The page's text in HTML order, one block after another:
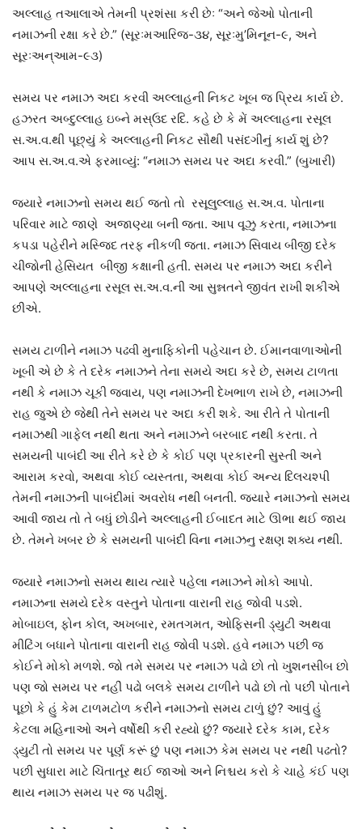
અલ્લાહ તઆલાએ તેમની પ્રશંસા કરી છેઃ “અને જેઓ પોતાની
નમાઝની રક્ષા કરે છે.” (સૂરઃમઆરિજ-૩૪, સૂરઃમુ’મિનૂન-૯, અને
સૂરઃઅન્‌આમ-૯૩)
સમય પર નમાઝ અદા કરવી અલ્લાહની નિકટ ખૂબ જ પ્રિય કાર્ય છે.
હઝરત અબ્દુલ્લાહ ઇબ્ને મસ્‌ઉદ રદિ. કહે છે કે મેં અલ્લાહના રસૂલ
સ.અ.વ.થી પૂછ્યું કે અલ્લાહની નિકટ સૌથી પસંદગીનું કાર્ય શું છે?
આપ સ.અ.વ.એ ફરમાવ્યું: “નમાઝ સમય પર અદા કરવી.” (બુખારી)
જ્યારે નમાઝનો સમય થઈ જતો તો રસૂલુલ્લાહ સ.અ.વ. પોતાના
પરિવાર માટે જાણે અજાણ્યા બની જતા. આપ વૂઝુ કરતા, નમાઝના
કપડા પહેરીને મસ્જિદ તરફ નીકળી જતા. નમાઝ સિવાય બીજી દરેક
ચીજોની હેસિયત બીજી કક્ષાની હતી. સમય પર નમાઝ અદા કરીને
આપણે અલ્લાહના રસૂલ સ.અ.વ.ની આ સુન્નતને જીવંત રાખી શકીએ
છીએ.
સમય ટાળીને નમાઝ પઢવી મુનાફિકોની પહેચાન છે. ઈમાનવાળાઓની
ખૂબી એ છે કે તે દરેક નમાઝને તેના સમયે અદા કરે છે, સમય ટાળતા
નથી કે નમાઝ ચૂકી જવાય, પણ નમાઝની દેખભાળ રાખે છે, નમાઝની
રાહ જુએ છે જેથી તેને સમય પર અદા કરી શકે. આ રીતે તે પોતાની
નમાઝથી ગાફેલ નથી થતા અને નમાઝને બરબાદ નથી કરતા. તે
સમયની પાબંદી આ રીતે કરે છે કે કોઈ પણ પ્રકારની સુસ્તી અને
આરામ કરવો, અથવા કોઈ વ્યસ્તતા, અથવા કોઈ અન્ય દિલચશ્પી
તેમની નમાઝની પાબંદીમાં અવરોધ નથી બનતી. જ્યારે નમાઝનો સમય
આવી જાય તો તે બધું છોડીને અલ્લાહની ઈબાદત માટે ઊભા થઈ જાય
છે. તેમને ખબર છે કે સમયની પાબંદી વિના નમાઝનુ રક્ષણ શક્ય નથી.
જ્યારે નમાઝનો સમય થાય ત્યારે પહેલા નમાઝને મોકો આપો.
નમાઝના સમયે દરેક વસ્તુને પોતાના વારાની રાહ જોવી પડશે.
મોબાઇલ, ફોન કોલ, અખબાર, રમતગમત, ઓફિસની ડ્‌યુટી અથવા
મીટિંગ બધાને પોતાના વારાની રાહ જોવી પડશે. હવે નમાઝ પછી જ
કોઈને મોકો મળશે. જો તમે સમય પર નમાઝ પઢો છો તો ખુશનસીબ છો
પણ જો સમય પર નહીં પઢો બલકે સમય ટાળીને પઢો છો તો પછી પોતાને
પૂછો કે હું કેમ ટાળમટોળ કરીને નમાઝનો સમય ટાળું છું? આવું હું
કેટલા મહિનાઓ અને વર્ષોથી કરી રહ્યો છું? જ્યારે દરેક કામ, દરેક
ડ્‌યુટી તો સમય પર પૂર્ણ કરૂં છું પણ નમાઝ કેમ સમય પર નથી પઢતો?
પછી સુધારા માટે ચિંતાતૂર થઈ જાઓ અને નિશ્ચય કરો કે ચાહે કંઈ પણ
થાય નમાઝ સમય પર જ પઢીશું.